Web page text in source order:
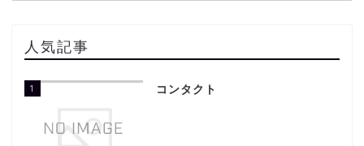
人気記事
1 コンタクト